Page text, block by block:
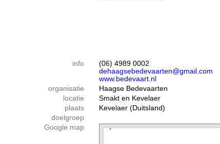
info
(06) 4989 0002
dehaagsebedevaarten@gmail.com
www.bedevaart.nl
organisatie
Haagse Bedevaarten
locatie
Smakt en Kevelaer
plaats
Kevelaer (Duitsland)
doelgroep
Google map